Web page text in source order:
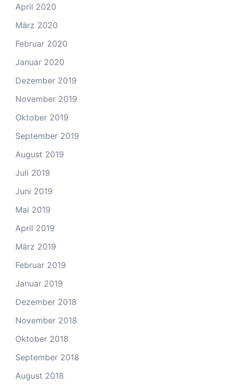
April 2020
März 2020
Februar 2020
Januar 2020
Dezember 2019
November 2019
Oktober 2019
September 2019
August 2019
Juli 2019
Juni 2019
Mai 2019
April 2019
März 2019
Februar 2019
Januar 2019
Dezember 2018
November 2018
Oktober 2018
September 2018
August 2018